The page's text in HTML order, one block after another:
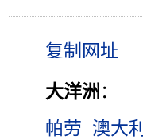
大洋洲 ：
帕劳 澳大